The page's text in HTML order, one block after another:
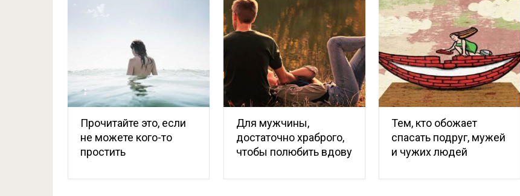
Прочитайте это, если
не можете кого-то
простить
Для мужчины,
достаточно храброго,
чтобы полюбить вдову
Тем, кто обожает
спасать подруг, мужей
и чужих людей